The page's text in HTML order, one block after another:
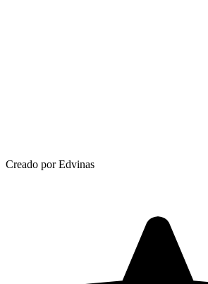
Creado por Edvinas